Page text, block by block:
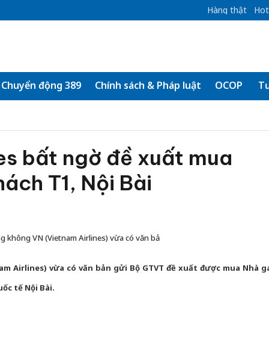
Hàng thật
Chuyển động 389 Chính sách & Pháp luật OCOP
bất ngờ đề xuất mua
T1, Nội Bài
không VN (Vietnam Airlines) vừa có văn bả
Airlines) vừa có văn bản gửi Bộ GTVT đề xuất được mua Nhà
tế Nội Bài.